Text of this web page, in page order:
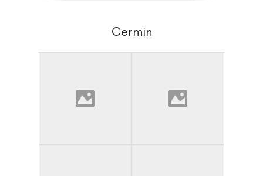
Cermin